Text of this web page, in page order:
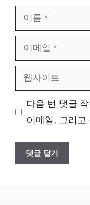
름
메
사
다음 번 댓글
이메일, 그리고